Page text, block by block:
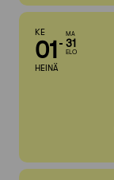
KE
01
HEINÄ
MA
31
ELO